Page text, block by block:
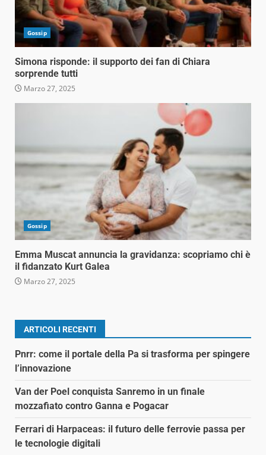
Gossip
Simona risponde: il supporto dei fan di Chiara
sorprende tutti
Marzo 27, 2025
Gossip
Emma Muscat annuncia la gravidanza: scopriamo chi è
il fidanzato Kurt Galea
Marzo 27, 2025
ARTICOLI RECENTI
Pnrr: come il portale della Pa si trasforma per spingere
l’innovazione
Van der Poel conquista Sanremo in un finale
mozzafiato contro Ganna e Pogacar
Ferrari di Harpaceas: il futuro delle ferrovie passa per
le tecnologie digitali